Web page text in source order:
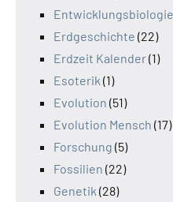
Entwicklungsbiologie
Erdgeschichte (22)
Erdzeit Kalender(1)
Esoterik (1)
Evolution (51)
Evolution Mensch (17)
Forschung (5)
Fossilien (22)
Genetik (28)